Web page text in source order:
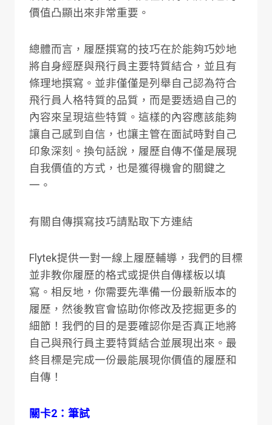
價值凸顯出來非常重要。
總體而言，履歷撰寫的技巧在於能夠巧妙地
將自身經歷與飛行員主要特質結合，並且有
條理地撰寫。並非僅僅是列舉自己認為符合
飛行員人格特質的品質，而是要透過自己的
內容來呈現這些特質。這樣的內容應該能夠
讓自己感到自信，也讓主管在面試時對自己
印象深刻。換句話說，履歷自傳不僅是展現
自我價值的方式，也是獲得機會的關鍵之
一。
有關自傳撰寫技巧請點取下方連結
Flytek提供一對一線上履歷輔導，我們的目標
並非教你履歷的格式或提供自傳樣板以填
寫。相反地，你需要先準備一份最新版本的
履歷，然後教官會協助你修改及挖掘更多的
細節！我們的目的是要確認你是否真正地將
自己與飛行員主要特質結合並展現出來。最
終目標是完成一份最能展現你價值的履歷和
自傳！
關卡2：筆試